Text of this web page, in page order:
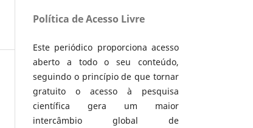
Política de Acesso Livre
Este periódico proporciona acesso
aberto a todo o seu conteúdo,
seguindo o princípio de que tornar
gratuito o acesso à pesquisa
científica gera um maior
intercâmbio global de